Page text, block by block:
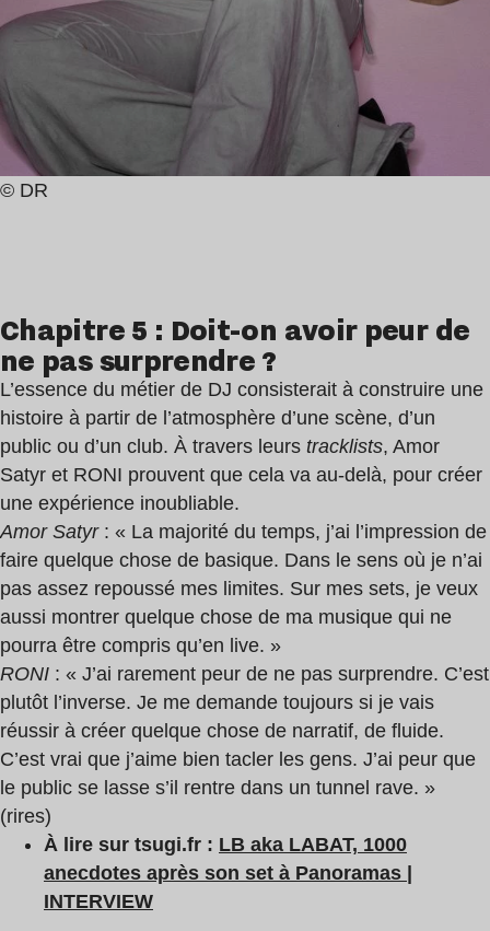
© DR
Chapitre 5 : Doit-on avoir peur de
ne pas surprendre ?
L’essence du métier de DJ consisterait à construire une
histoire à partir de l’atmosphère d’une scène, d’un
public ou d’un club. À travers leurs tracklists, Amor
Satyr et RONI prouvent que cela va au-delà, pour créer
une expérience inoubliable.
Amor Satyr: « La majorité du temps, j’ai l’impression de
faire quelque chose de basique. Dans le sens où je n’ai
pas assez repoussé mes limites. Sur mes sets, je veux
aussi montrer quelque chose de ma musique qui ne
pourra être compris qu’en live. »
RONI : « J’ai rarement peur de ne pas surprendre. C’est
plutôt l’inverse. Je me demande toujours si je vais
réussir à créer quelque chose de narratif, de fluide.
C’est vrai que j’aime bien tacler les gens. J’ai peur que
le public se lasse s’il rentre dans un tunnel rave. »
(rires)
À lire sur tsugi.fr : LB aka LABAT, 1000
anecdotes après son set à Panoramas |
INTERVIEW